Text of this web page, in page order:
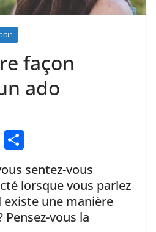
façon
ado
E
ai
l
ta
g
er
sentez-vous
lorsque vous parlez
existe une manière
Pensez-vous la